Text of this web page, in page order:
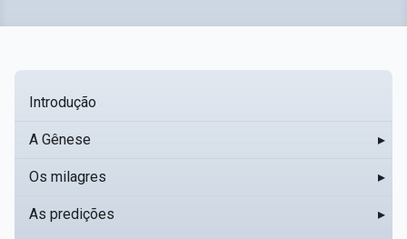
Introdução
A Gênese ▸
Os milagres ▸
As predições ▸